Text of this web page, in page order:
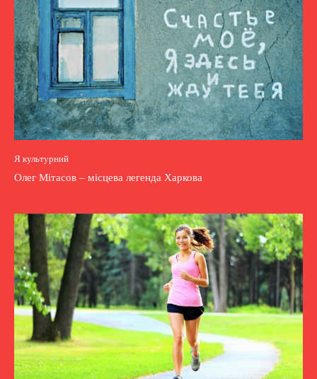
Я культурний
Олег Мітасов – місцева легенда Харкова